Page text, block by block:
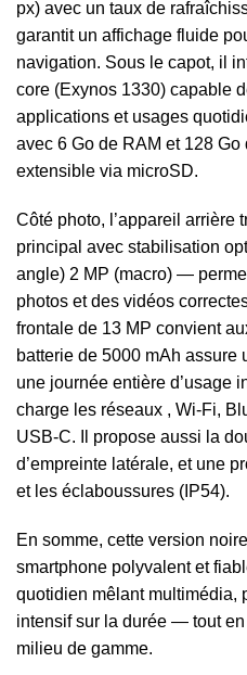
px) avec un taux de
garantit un affichage fluide
navigation. Sous le capot, il
core (Exynos 1330) capable
applications et usages
avec 6 Go de RAM et 128 Go
extensible via microSD.
Côté photo, l’appareil
principal avec stabilisation
angle) 2 MP (macro) —
photos et des vidéos
frontale de 13 MP convient
batterie de 5000 mAh assure
une journée entière d’usage
charge les réseaux , Wi-Fi,
USB-C. Il propose aussi la
d’empreinte latérale, et une
et les éclaboussures (IP54).
En somme, cette version
smartphone polyvalent et
quotidien mêlant multimédia,
intensif sur la durée — tout
milieu de gamme.